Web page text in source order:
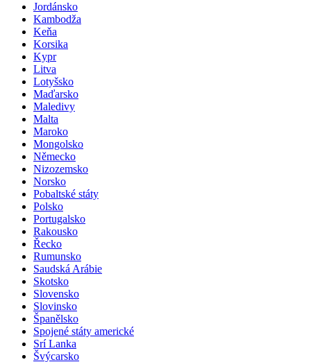
Itálie
Jordánsko
Kambodža
Keňa
Korsika
Kypr
Litva
Lotyšsko
Maďarsko
Maledivy
Malta
Maroko
Mongolsko
Německo
Nizozemsko
Norsko
Pobaltské státy
Polsko
Portugalsko
Rakousko
Řecko
Rumunsko
Saudská Arábie
Skotsko
Slovensko
Slovinsko
Španělsko
Spojené státy americké
Srí Lanka